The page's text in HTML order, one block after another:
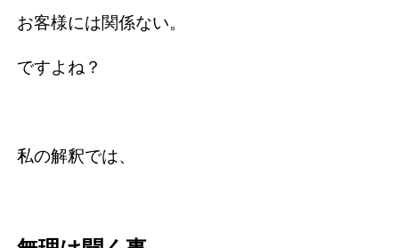
お客様には関係ない。
ですよね？
私の解釈では、